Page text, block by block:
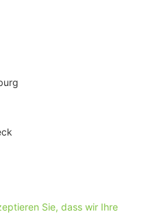
Sie, dass wir Ihre